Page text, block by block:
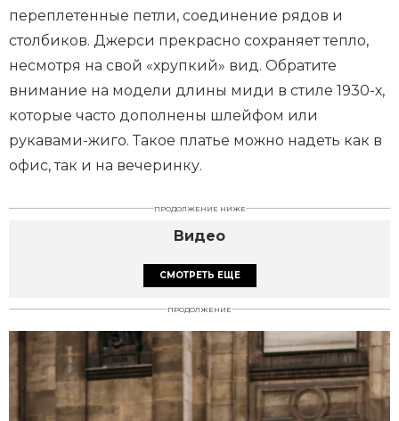
переплетенные петли, соединение рядов и
столбиков. Джерси прекрасно сохраняет тепло,
несмотря на свой «хрупкий» вид. Обратите
внимание на модели длины миди в стиле 1930-х,
которые часто дополнены шлейфом или
рукавами-жиго. Такое платье можно надеть как в
офис, так и на вечеринку.
ПРОДОЛЖЕНИЕ НИЖЕ
Видео
СМОТРЕТЬ ЕЩЕ
ПРОДОЛЖЕНИЕ